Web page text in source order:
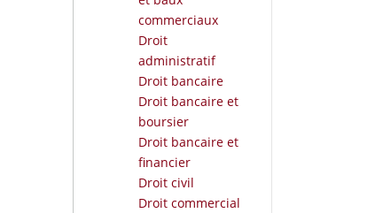
commerciaux
Droit
administratif
Droit bancaire
Droit bancaire et
boursier
Droit bancaire et
financier
Droit civil
Droit commercial